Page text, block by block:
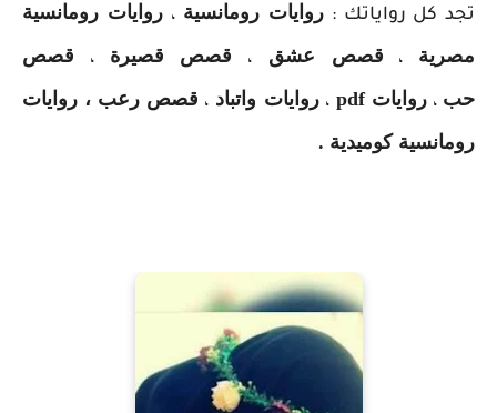
تجد كل رواياتك : روايات رومانسية،روايات رومانسية
مصرية ، قصص عشق ، قصص قصيرة ، قصص
حب ،روايات pdf ،روايات واتباد ، قصص رعب ، روايات
رومانسية كوميدية .